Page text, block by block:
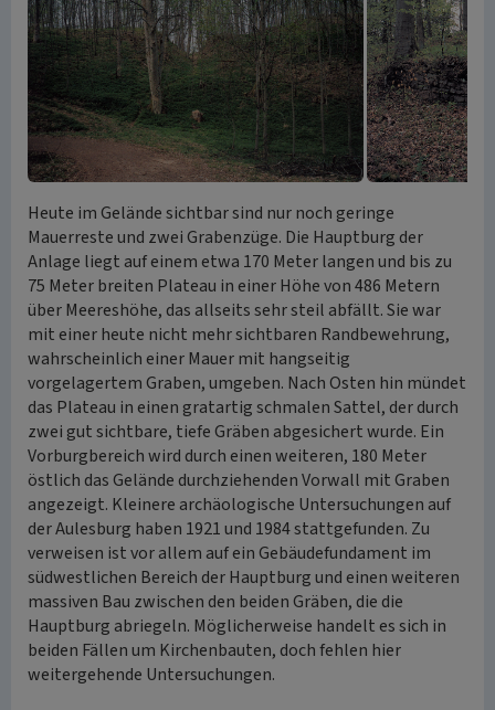
Heute im Gelände sichtbar sind nur noch geringe
Mauerreste und zwei Grabenzüge. Die Hauptburg der
Anlage liegt auf einem etwa 170 Meter langen und bis zu
75 Meter breiten Plateau in einer Höhe von 486 Metern
über Meereshöhe, das allseits sehr steil abfällt. Sie war
mit einer heute nicht mehr sichtbaren Randbewehrung,
wahrscheinlich einer Mauer mit hangseitig
vorgelagertem Graben, umgeben. Nach Osten hin mündet
das Plateau in einen gratartig schmalen Sattel, der durch
zwei gut sichtbare, tiefe Gräben abgesichert wurde. Ein
Vorburgbereich wird durch einen weiteren, 180 Meter
östlich das Gelände durchziehenden Vorwall mit Graben
angezeigt. Kleinere archäologische Untersuchungen auf
der Aulesburg haben 1921 und 1984 stattgefunden. Zu
verweisen ist vor allem auf ein Gebäudefundament im
südwestlichen Bereich der Hauptburg und einen weiteren
massiven Bau zwischen den beiden Gräben, die die
Hauptburg abriegeln. Möglicherweise handelt es sich in
beiden Fällen um Kirchenbauten, doch fehlen hier
weitergehende Untersuchungen.